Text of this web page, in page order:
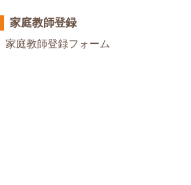
家庭教師登録
家庭教師登録フォーム